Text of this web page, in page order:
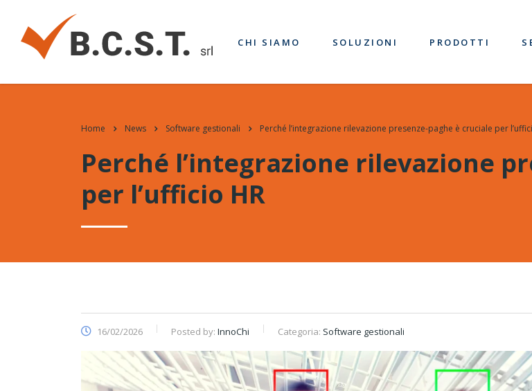
CHI SIAMO SOLUZIONI PRODOTTI
Home News Software gestionali Perché l’integrazione rilevazione presenze-paghe è cruciale per
Perché l’integrazione rilevazione
per l’ufficio HR
16/02/2026 Posted by: InnoChi Categoria: Software gestionali